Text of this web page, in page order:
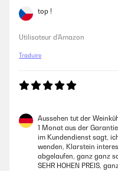
top !
Utilisateur d'Amazon
Traduire
Aussehen tut der
1 Monat aus der
im Kundendienst sagt,
wenden, Klarstein
abgelaufen, ganz ganz
SEHR HOHEN PREIS,